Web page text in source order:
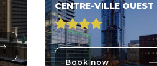
CENTRE-VILLE OUEST
Book now